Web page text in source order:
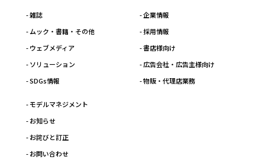
- 雑誌
- ムック・書籍・その他
- ウェブメディア
- ソリューション
- SDGs情報
- 企業情報
- 採用情報
- 書店様向け
- 広告会社・広告主様向け
- 物販・代理店業務
- モデルマネジメント
- お知らせ
- お詫びと訂正
- お問い合わせ